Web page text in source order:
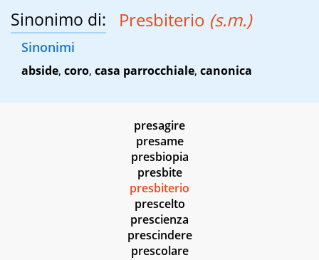
Sinonimo di: Presbiterio (s.m.)
Sinonimi
abside, coro, casa parrocchiale, canonica
presagire
presame
presbiopia
presbite
presbiterio
prescelto
prescienza
prescindere
prescolare